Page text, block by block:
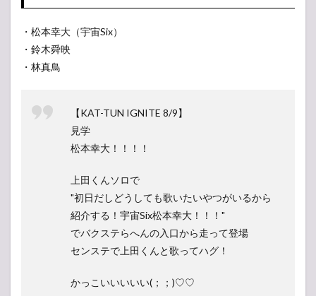
・松本幸大（宇宙Six）
・鈴木舜映
・林真鳥
【KAT-TUN IGNITE 8/9】
見学
松本幸大！！！！
上田くんソロで
"初日だしどうしても歌いたいやつがいるから
紹介する！宇宙Six松本幸大！！！"
でバクステらへんの入口から走って登場
センステで上田くんと歌ってハグ！
かっこいいいいい(；；)♡♡